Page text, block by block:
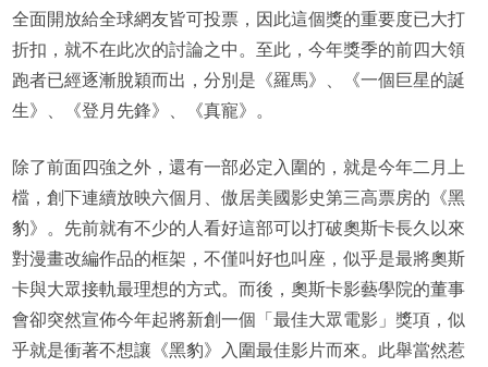
全面開放給全球網友皆可投票，因此這個獎的重要度已大打
折扣，就不在此次的討論之中。至此，今年獎季的前四大領
跑者已經逐漸脫穎而出，分別是《羅馬》、《一個巨星的誕
生》、《登月先鋒》、《真寵》。
除了前面四強之外，還有一部必定入圍的，就是今年二月上
檔，創下連續放映六個月、傲居美國影史第三高票房的《黑
豹》。先前就有不少的人看好這部可以打破奧斯卡長久以來
對漫畫改編作品的框架，不僅叫好也叫座，似乎是最將奧斯
卡與大眾接軌最理想的方式。而後，奧斯卡影藝學院的董事
會卻突然宣佈今年起將新創一個「最佳大眾電影」獎項，似
乎就是衝著不想讓《黑豹》入圍最佳影片而來。此舉當然惹